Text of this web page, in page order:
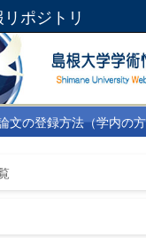
ポジトリ
文の登録方法（学内の